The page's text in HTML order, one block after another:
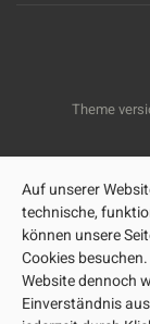
Theme
Auf unserer
technische,
können unsere
Cookies
Website dennoch
Einverständnis